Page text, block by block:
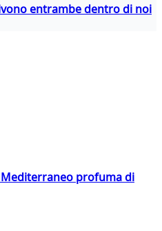
entrambe dentro di noi
profuma di